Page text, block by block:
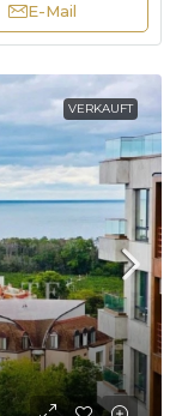
E-Mail
VERKAUFT